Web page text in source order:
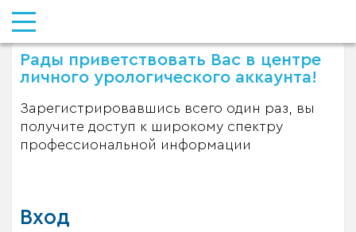
Рады приветствовать Вас в центре
личного урологического аккаунта!
Зарегистрировавшись всего один раз, вы
получите доступ к широкому спектру
профессиональной информации
Вход